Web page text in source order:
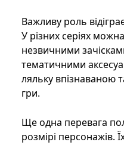
Важливу роль
У різних серіях
незвичними
тематичними
ляльку впізнаваною
гри.
Ще одна перевага
розмірі персонажів.